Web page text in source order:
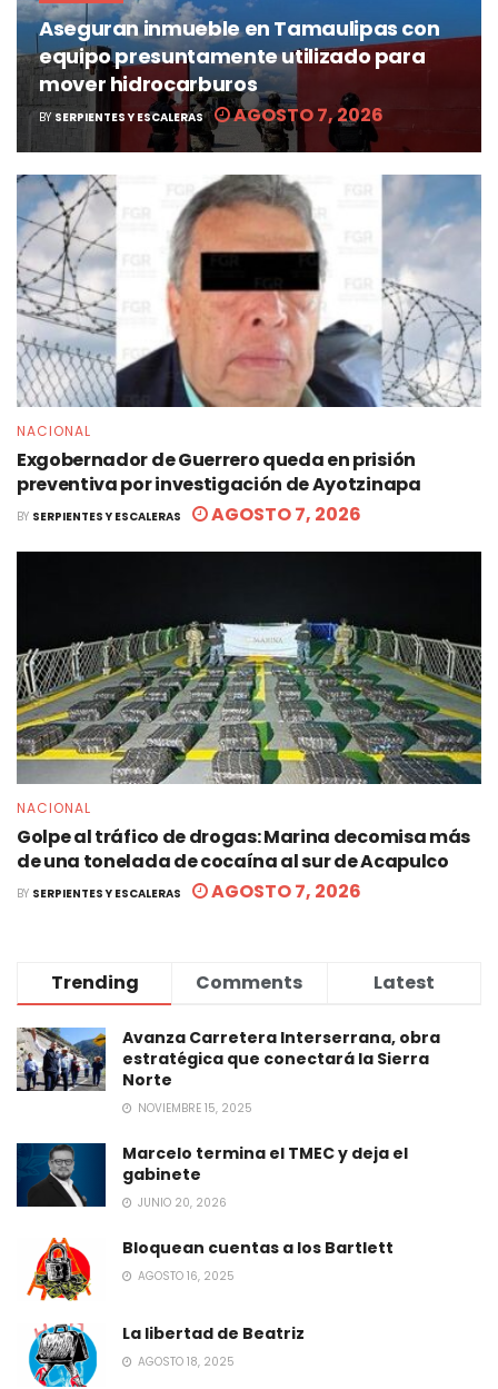
Aseguran inmueble en Tamaulipas con
equipo presuntamente utilizado para
mover hidrocarburos
BY SERPIENTES Y ESCALERAS AGOSTO 7, 2026
NACIONAL
Exgobernador de Guerrero queda en prisión
preventiva por investigación de Ayotzinapa
BY SERPIENTES Y ESCALERAS AGOSTO 7, 2026
NACIONAL
Golpe al tráfico de drogas: Marina decomisa más
de una tonelada de cocaína al sur de Acapulco
BY SERPIENTES Y ESCALERAS AGOSTO 7, 2026
Trending Comments Latest
Avanza Carretera Interserrana, obra
estratégica que conectará la Sierra
Norte
NOVIEMBRE 15, 2025
Marcelo termina el TMEC y deja el
gabinete
JUNIO 20, 2026
Bloquean cuentas a los Bartlett
AGOSTO 16, 2025
La libertad de Beatriz
AGOSTO 18, 2025